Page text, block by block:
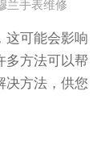
兰手表维修
可能会影响
多方法可以帮
决方法，供您